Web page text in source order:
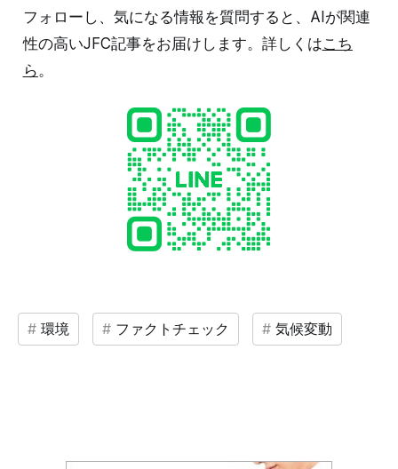
フォローし、気になる情報を質問すると、AIが関連
性の高いJFC記事をお届けします。詳しくはこち
ら。
環境 ファクトチェック 気候変動